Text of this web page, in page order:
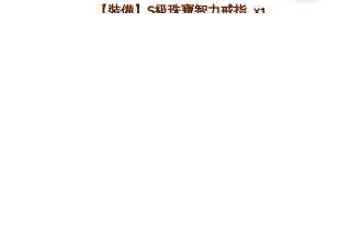
【裝備】S級珠寶智力戒指 x1